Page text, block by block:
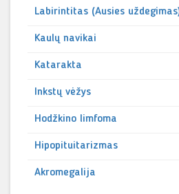
Labirintitas (Ausies
Kaulų navikai
Katarakta
Inkstų vėžys
Hodžkino limfoma
Hipopituitarizmas
Akromegalija